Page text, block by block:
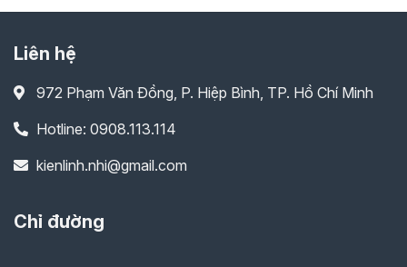
Liên hệ
972 Phạm Văn Đồng, P. Hiệp Bình, TP. Hồ Chí Minh
Hotline: 0908.113.114
kienlinh.nhi@gmail.com
Chỉ đường